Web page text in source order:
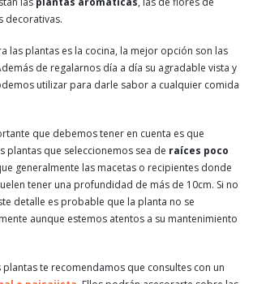
decorativas.
las plantas es la cocina, la mejor opción son las
de regalarnos día a día su agradable vista y
utilizar para darle sabor a cualquier comida
que debemos tener en cuenta es que
plantas que seleccionemos sea de raíces poco
generalmente las macetas o recipientes donde
tener una profundidad de más de 10cm. Si no
detalle es probable que la planta no se
aunque estemos atentos a su mantenimiento
te recomendamos que consultes con un